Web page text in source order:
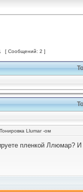
[ Сообщений: 2 ]
Тонировка Llumar -ом
пленкой Ллюмар? И